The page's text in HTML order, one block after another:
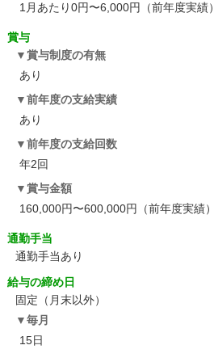
1月あたり0円〜6,000円（前年度実績）
賞与
賞与制度の有無
あり
前年度の支給実績
あり
前年度の支給回数
年2回
賞与金額
160,000円〜600,000円（前年度実績）
通勤手当
通勤手当あり
給与の締め日
固定（月末以外）
毎月
15日